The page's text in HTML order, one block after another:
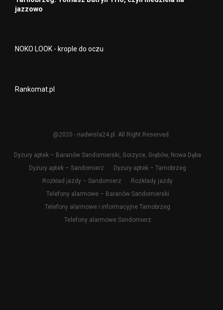
jazzowo
NOKO LOOK - krople do oczu
Rankomat.pl
@2020 - nadwisla24.pl. All Right Reserved.
Dyżury aptek – Baranów Sandomierski, Gorzyce, Grębów, Nowa Dęba
Dyżury aptek – Sandomierz
Dyżury aptek – Tarnobrzeg
Rozkład jazdy – Sandomierz
Rozkłady jazdy
Telefony alarmowe – Baranów Sandomierski
Telefony alarmowe i informacyjne Tarnobrzeg
Telefony alarmowe Sandomierz